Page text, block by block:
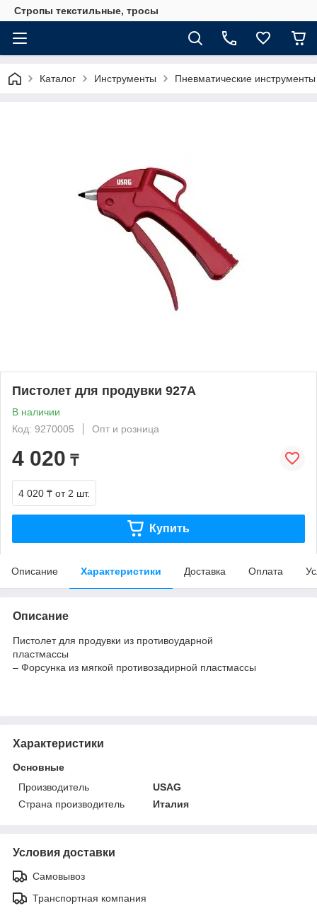
Стропы текстильные, тросы
Каталог Инструменты Пневматические инструменты
Пистолет для продувки 927А
В наличии
Код: 9270005
Опт и розница
4 020 ₸
4 020 ₸ от 2 шт.
Купить
Описание Характеристики Доставка Оплата
Описание
Пистолет для продувки из противоударной
пластмассы
– Форсунка из мягкой противозадирной пластмассы
Характеристики
Основные
Производитель
USAG
Страна производитель
Италия
Условия доставки
Самовывоз
Транспортная компания